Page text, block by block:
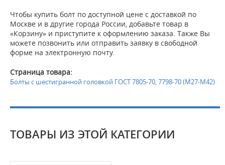
Чтобы купить болт по доступной цене с доставкой по
Москве и в другие города России, добавьте товар в
«Корзину» и приступите к оформлению заказа. Также Вы
можете позвонить или отправить заявку в свободной
форме на электронную почту.
Страница товара:
Болты с шестигранной головкой ГОСТ 7805-70, 7798-70 (М27-М42)
ТОВАРЫ ИЗ ЭТОЙ КАТЕГОРИИ